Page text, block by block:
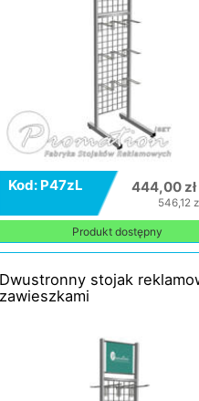
Kod: P47zL 444,00
546,12
Produkt dostępny
Dwustronny stojak
zawieszkami